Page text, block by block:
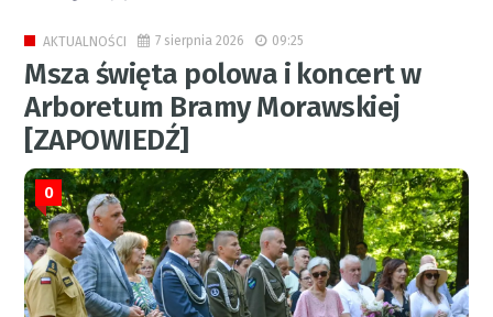
AKTUALNOŚCI 7 sierpnia 2026 09:25
Msza święta polowa i koncert w
Arboretum Bramy Morawskiej
[ZAPOWIEDŹ]
0